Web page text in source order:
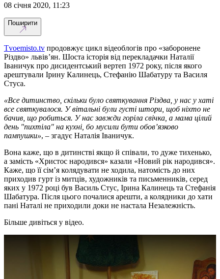
08 січня 2020, 11:23
Поширити
Tvoemisto.tv продовжує цикл відеоблогів про «заборонене
Різдво» львів’ян. Шоста історія від перекладачки Наталії
Іваничук про дисидентський вертеп 1972 року, після якого
арештували Ірину Калинець, Стефанію Шабатуру та Василя
Стуса.
«Все дитинство, скільки було святкування Різдва, у нас у хаті
все святкувалося. У вітальні були густі штори, щоб ніхто не
бачив, що робиться. У нас завжди горіла свічка, а мама цілий
день "пихтіла" на кухні, бо мусили бути обов’язково
пампушки», – згадує Наталія Іваничук.
Вона каже, що в дитинстві якщо й співали, то дуже тихенько,
а замість «Христос народився» казали «Новий рік народився».
Каже, що її сім’я колядувати не ходила, натомість до них
приходив гурт із митців, художників та письменників, серед
яких у 1972 році був Василь Стус, Ірина Калинець та Стефанія
Шабатура. Після цього почалися арешти, а колядники до хати
пані Наталі не приходили доки не настала Незалежність.
Більше дивіться у відео.